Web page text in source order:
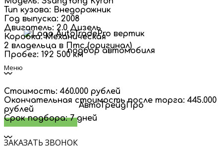
подбор автомобиля
Меню
АвтоТрейдПро
Заказать звонок
ЗАКАЗАТЬ ЗВОНОК
Тип кузова: Внедорожник
Год выпуска: 2008
Двигатель: 2.0 Дизель
Коробка: Механическая
2 владельца в Птс (оригинал)
Пробег: 192 500 км
〰
Стоимость: 460.000 рублей
Окончательная стоимость после торга: 445.000
рублей
Срок подбора: 7 дней
〰